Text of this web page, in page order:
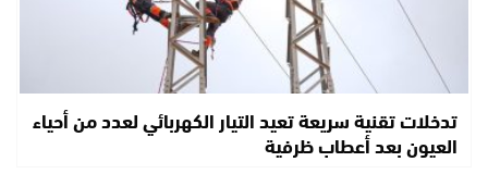
تدخلات تقنية سريعة تعيد التيار الكهربائي لعدد من أحياء
العيون بعد أعطاب ظرفية